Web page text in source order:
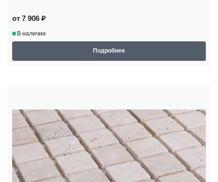
от 7 906 ₽
В наличии
Подробнее